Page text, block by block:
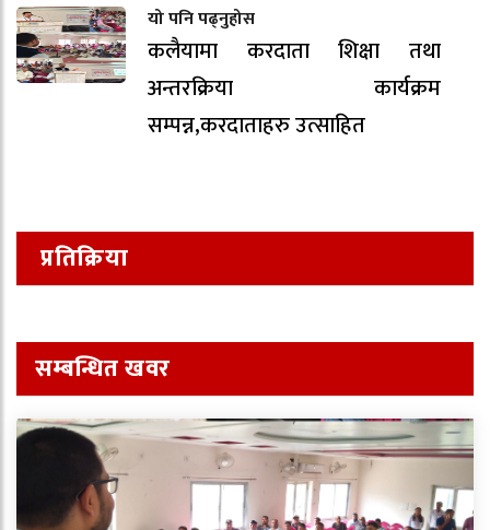
यो पनि पढ्नुहोस
कलैयामा करदाता शिक्षा तथा
अन्तरक्रिया कार्यक्रम
सम्पन्न,करदाताहरु उत्साहित
प्रतिक्रिया
सम्बन्धित खवर